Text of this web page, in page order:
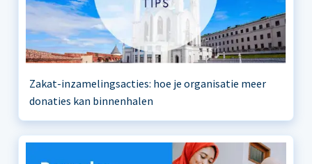
Zakat-inzamelingsacties: hoe je organisatie meer
donaties kan binnenhalen